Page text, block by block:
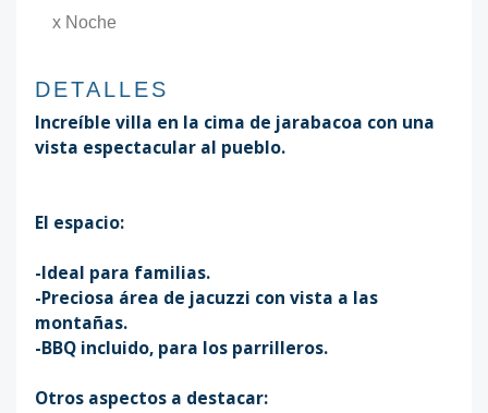
x Noche
DETALLES
Increíble villa en la cima de jarabacoa con una
vista espectacular al pueblo.
El espacio:
-Ideal para familias.
-Preciosa área de jacuzzi con vista a las
montañas.
-BBQ incluido, para los parrilleros.
Otros aspectos a destacar: